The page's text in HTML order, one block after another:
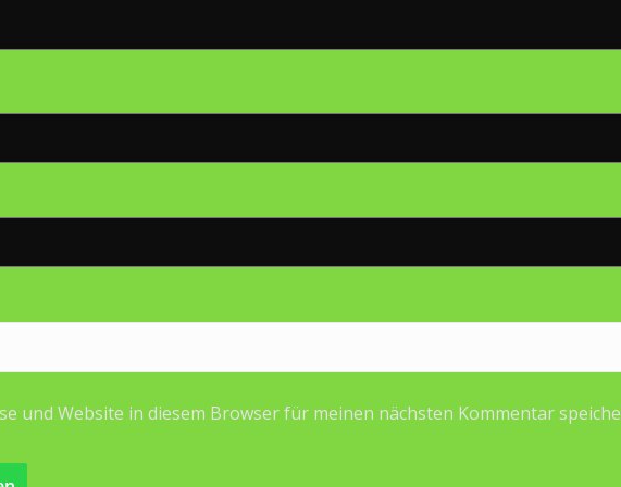
und Website in diesem Browser für meinen nächsten Kommentar